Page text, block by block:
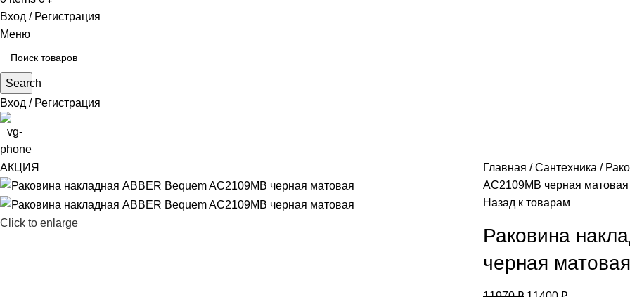
Вход / Регистрация
Меню
Search
Вход / Регистрация
АКЦИЯ
Click to enlarge
Главная Сантехника
AC2109MB черная матовая
Назад к товарам
Раковина
черная матовая